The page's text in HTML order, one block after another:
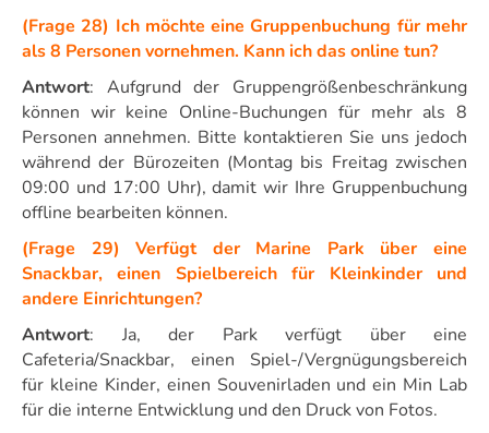
(Frage 28) Ich möchte eine Gruppenbuchung für mehr
als 8 Personen vornehmen. Kann ich das online tun?
Antwort: Aufgrund der Gruppengrößenbeschränkung
können wir keine Online-Buchungen für mehr als 8
Personen annehmen. Bitte kontaktieren Sie uns jedoch
während der Bürozeiten (Montag bis Freitag zwischen
09:00 und 17:00 Uhr), damit wir Ihre Gruppenbuchung
offline bearbeiten können.
(Frage 29) Verfügt der Marine Park über eine
Snackbar, einen Spielbereich für Kleinkinder und
andere Einrichtungen?
Antwort: Ja, der Park verfügt über eine
Cafeteria/Snackbar, einen Spiel-/Vergnügungsbereich
für kleine Kinder, einen Souvenirladen und ein Min Lab
für die interne Entwicklung und den Druck von Fotos.